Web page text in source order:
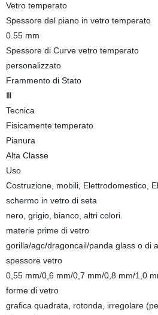
Vetro temperato
Spessore del piano in vetro temperato
0.55 mm
Spessore di Curve vetro temperato
personalizzato
Frammento di Stato
Ⅲ
Tecnica
Fisicamente temperato
Pianura
Alta Classe
Uso
Costruzione, mobili, Elettrodomestico,
schermo in vetro di seta
nero, grigio, bianco, altri colori.
materie prime di vetro
gorilla/agc/dragoncail/panda glass o di
spessore vetro
0,55 mm/0,6 mm/0,7 mm/0,8 mm/1,0
forme di vetro
grafica quadrata, rotonda, irregolare